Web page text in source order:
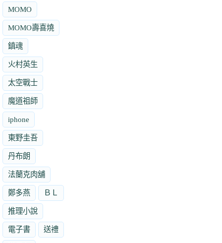
MOMO
MOMO壽喜燒
鎮魂
火村英生
太空戰士
魔道祖師
iphone
東野圭吾
丹布朗
法蘭克肉舖
鄭多燕 ＢＬ
推理小說
電子書 送禮